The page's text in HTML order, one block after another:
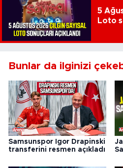
5
Loto
Bunlar da ilginizi
Samsunspor Igor Drapinski
transferini resmen açıkladı